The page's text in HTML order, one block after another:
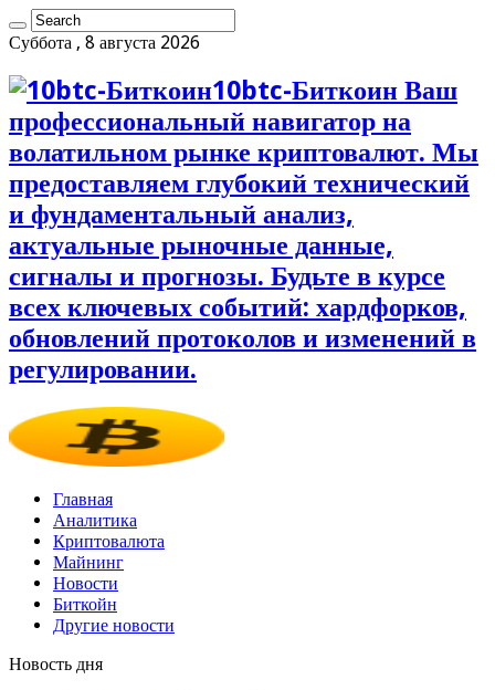
Суббота , 8 августа 2026
10btc-Биткоин Ваш
профессиональный навигатор на
волатильном рынке криптовалют. Мы
предоставляем глубокий технический
и фундаментальный анализ,
актуальные рыночные данные,
сигналы и прогнозы. Будьте в курсе
всех ключевых событий: хардфорков,
обновлений протоколов и изменений в
регулировании.
Главная
Аналитика
Криптовалюта
Майнинг
Новости
Биткойн
Другие новости
Новость дня